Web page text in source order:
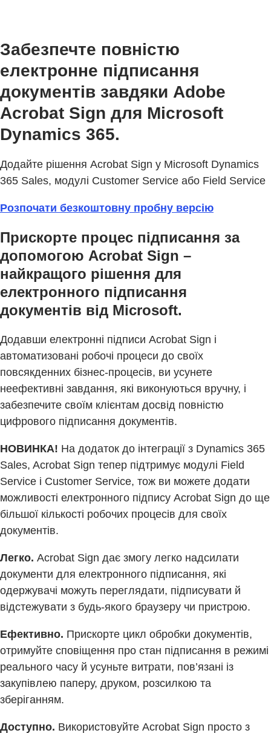
Забезпечте повністю
електронне підписання
документів завдяки Adobe
Acrobat Sign для Microsoft
Dynamics 365.
Додайте рішення Acrobat Sign у Microsoft Dynamics
365 Sales, модулі Customer Service або Field Service
Розпочати безкоштовну пробну версію
Прискорте процес підписання за
допомогою Acrobat Sign –
найкращого рішення для
електронного підписання
документів від Microsoft.​
Додавши електронні підписи Acrobat Sign і
автоматизовані робочі процеси до своїх
повсякденних бізнес-процесів, ви усунете
неефективні завдання, які виконуються вручну, і
забезпечите своїм клієнтам досвід повністю
цифрового підписання документів.​
НОВИНКА! На додаток до інтеграції з Dynamics 365
Sales, Acrobat Sign тепер підтримує модулі Field
Service і Customer Service, тож ви можете додати
можливості електронного підпису Acrobat Sign до ще
більшої кількості робочих процесів для своїх
документів.​
Легко. Acrobat Sign дає змогу легко надсилати
документи для електронного підписання, які
одержувачі можуть переглядати, підписувати й
відстежувати з будь-якого браузеру чи пристрою.​
Ефективно. Прискорте цикл обробки документів,
отримуйте сповіщення про стан підписання в режимі
реального часу й усуньте витрати, пов’язані із
закупівлею паперу, друком, розсилкою та
зберіганням.​
Доступно. Використовуйте Acrobat Sign просто з